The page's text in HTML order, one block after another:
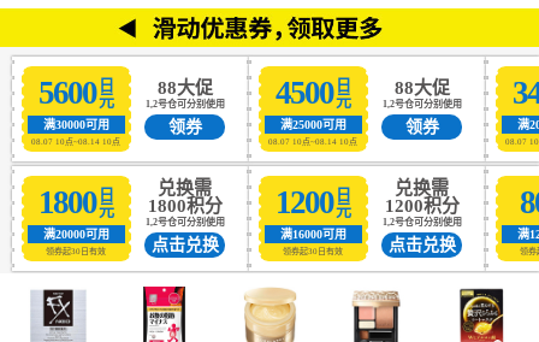
5600日元
满30000可用
08.07 10点~08.14 10点
88大促
1,2号仓可分别使用
领券
4500日元
满25000可用
08.07 10点~08.14 10点
88大促
1,2号仓可分别使用
领券 满
08.07
1800日元
满20000可用
领券起30日有效
兑换需
1800积分
1,2号仓可分别使用
点击兑换
1200日元
满16000可用
领券起30日有效
兑换需
1200积分
1,2号仓可分别使用
点击兑换
满
领券